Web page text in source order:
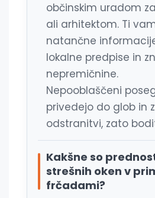
občinskim uradom
ali arhitektom. Ti
natančne
lokalne predpise in
nepremičnine.
Nepooblaščeni
privedejo do glob in
odstranitvi, zato
Kakšne so
strešnih oken v
frčadami?